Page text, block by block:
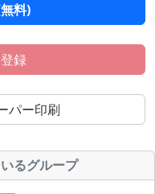
料)
録
パー印刷
るグループ